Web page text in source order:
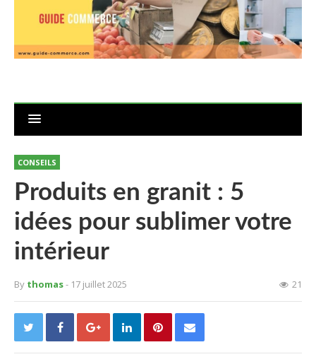
CONSEILS
Produits en granit : 5
idées pour sublimer votre
intérieur
By thomas- 17 juillet 2025 21